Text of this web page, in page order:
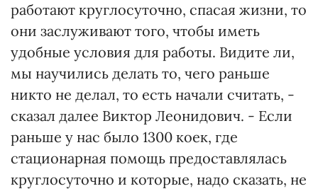
работают круглосуточно, спасая жизни, то
они заслуживают того, чтобы иметь
удобные условия для работы. Видите ли,
мы научились делать то, чего раньше
никто не делал, то есть начали считать, -
сказал далее Виктор Леонидович. - Если
раньше у нас было 1300 коек, где
стационарная помощь предоставлялась
круглосуточно и которые, надо сказать, не